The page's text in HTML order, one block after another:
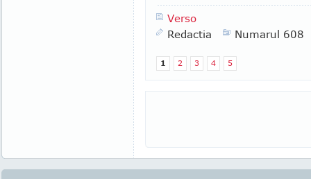
Verso
Redactia
Numarul 608
1 2 3 4 5